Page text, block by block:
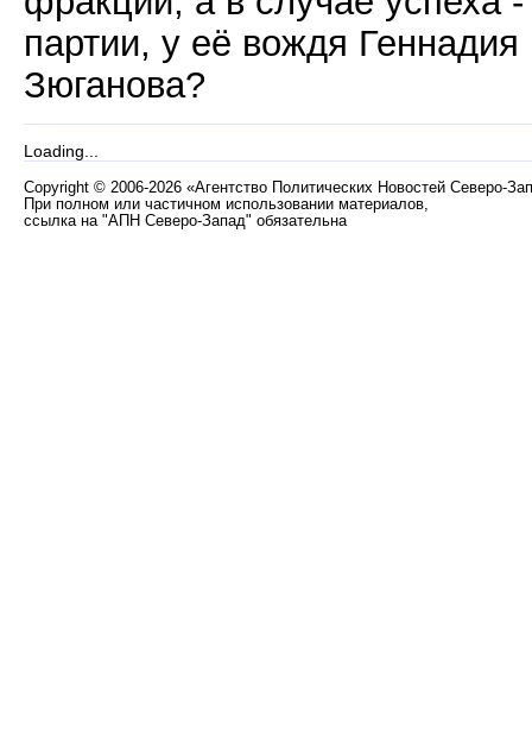
партии, у её вождя Геннадия
Зюганова?
Loading...
Copyright © 2006-2026 «Агентство Политических Новостей Северо-
При полном или частичном использовании материалов,
ссылка на "АПН Северо-Запад" обязательна